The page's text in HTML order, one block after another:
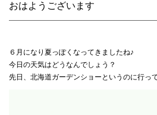
おはようございます
６月になり夏っぽくなってきましたね♪
今日の天気はどうなんでしょう？
先日、北海道ガーデンショーというのに行っ